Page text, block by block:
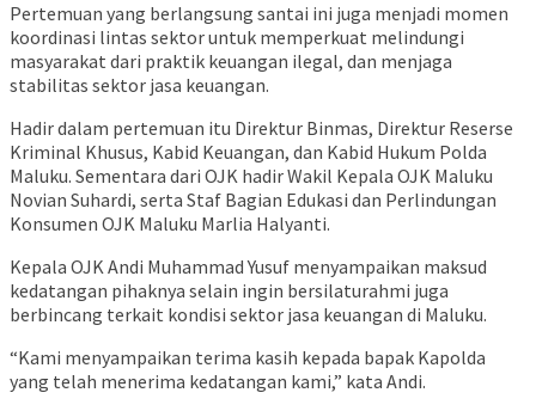
Pertemuan yang berlangsung santai ini juga menjadi momen
koordinasi lintas sektor untuk memperkuat melindungi
masyarakat dari praktik keuangan ilegal, dan menjaga
stabilitas sektor jasa keuangan.
Hadir dalam pertemuan itu Direktur Binmas, Direktur Reserse
Kriminal Khusus, Kabid Keuangan, dan Kabid Hukum Polda
Maluku. Sementara dari OJK hadir Wakil Kepala OJK Maluku
Novian Suhardi, serta Staf Bagian Edukasi dan Perlindungan
Konsumen OJK Maluku Marlia Halyanti.
Kepala OJK Andi Muhammad Yusuf menyampaikan maksud
kedatangan pihaknya selain ingin bersilaturahmi juga
berbincang terkait kondisi sektor jasa keuangan di Maluku.
“Kami menyampaikan terima kasih kepada bapak Kapolda
yang telah menerima kedatangan kami,” kata Andi.